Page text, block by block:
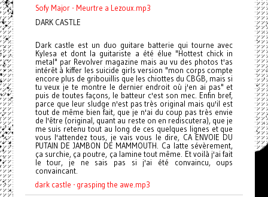
Sofy Major - Meurtre a Lezoux.mp3
DARK CASTLE
Dark castle est un duo guitare batterie qui tourne avec
Kylesa et dont la guitariste a été élue "Hottest chick in
metal" par Revolver magazine mais au vu des photos t'as
intérêt à kiffer les suicide girls version "mon corps compte
encore plus de gribouillis que les chiottes du CBGB, mais si
tu veux je te montre le dernier endroit où j'en ai pas" et
puis de toutes façons, le batteur c'est son mec. Enfin bref,
parce que leur sludge n'est pas très original mais qu'il est
tout de même bien fait, que je n'ai du coup pas très envie
de l'être (original, quant au reste on en rediscutera), que je
me suis retenu tout au long de ces quelques lignes et que
vous l'attendez tous, je vais vous le dire, CA ENVOIE DU
PUTAIN DE JAMBON DE MAMMOUTH. Ca latte sévèrement,
ça surchie, ça poutre, ça lamine tout même. Et voilà j'ai fait
le tour, je ne sais pas si j'ai été convaincu, oups
convaincant.
dark castle - grasping the awe.mp3